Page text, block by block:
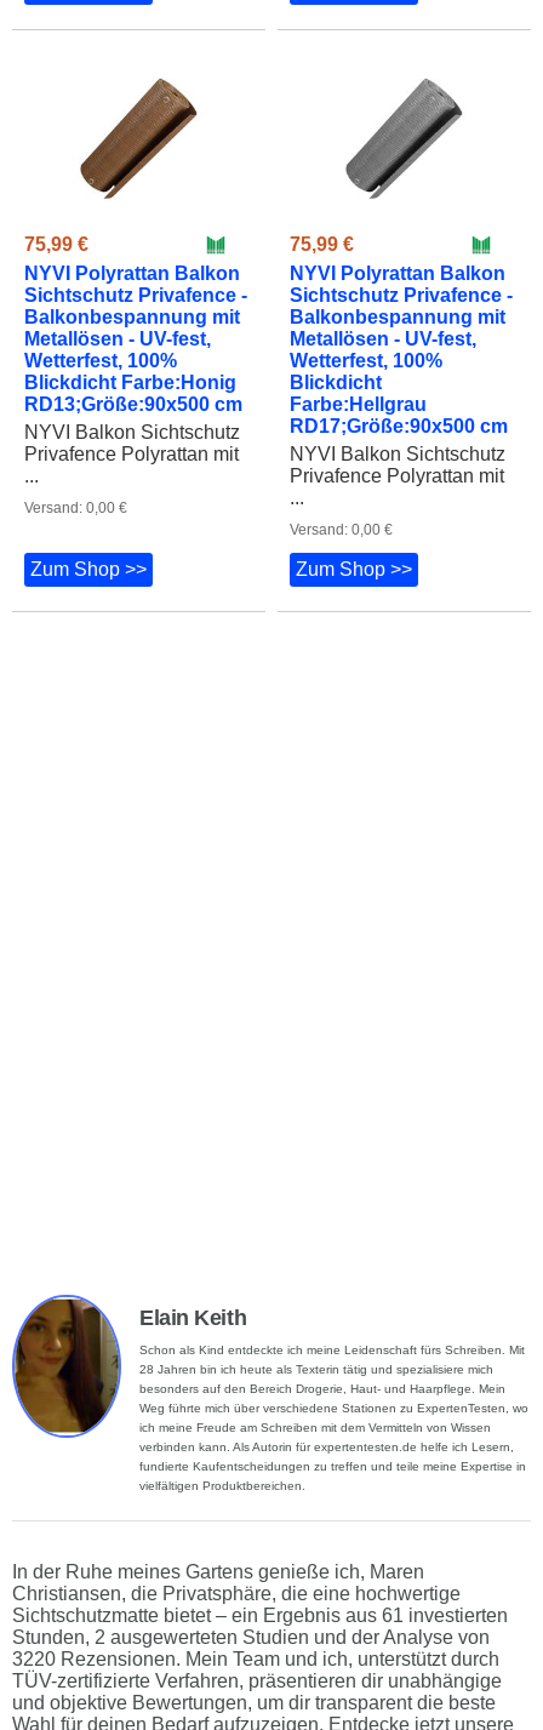
NYVI Polyrattan Balkon
Sichtschutz Privafence -
Balkonbespannung mit
Metallösen - UV-fest,
Wetterfest, 100%
Blickdicht Farbe:Honig
RD13;Größe:90x500 cm
NYVI Balkon Sichtschutz
Privafence Polyrattan mit
...
Versand: 0,00 €
NYVI Polyrattan Balkon
Sichtschutz Privafence -
Balkonbespannung mit
Metallösen - UV-fest,
Wetterfest, 100%
Blickdicht
Farbe:Hellgrau
RD17;Größe:90x500 cm
NYVI Balkon Sichtschutz
Privafence Polyrattan mit
...
Versand: 0,00 €
Zum Shop >>
Schon als Kind entdeckte ich meine Leidenschaft fürs Schreiben. Mit
28 Jahren bin ich heute als Texterin tätig und spezialisiere mich
besonders auf den Bereich Drogerie, Haut- und Haarpflege. Mein
Weg führte mich über verschiedene Stationen zu ExpertenTesten, wo
ich meine Freude am Schreiben mit dem Vermitteln von Wissen
verbinden kann. Als Autorin für expertentesten.de helfe ich Lesern,
fundierte Kaufentscheidungen zu treffen und teile meine Expertise in
vielfältigen Produktbereichen.
Sichtschutzmatte bietet – ein Ergebnis aus 61 investierten
Stunden, 2 ausgewerteten Studien und der Analyse von
3220 Rezensionen. Mein Team und ich, unterstützt durch
TÜV-zertifizierte Verfahren, präsentieren dir unabhängige
und objektive Bewertungen, um dir transparent die beste
Wahl für deinen Bedarf aufzuzeigen. Entdecke jetzt unsere
vertrauensvollen Empfehlungen und finde mit Leichtigkeit